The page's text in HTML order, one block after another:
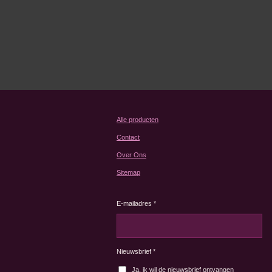
Alle producten
Contact
Over Ons
Sitemap
E-mailadres *
Nieuwsbrief *
Ja, ik wil de nieuwsbrief ontvangen